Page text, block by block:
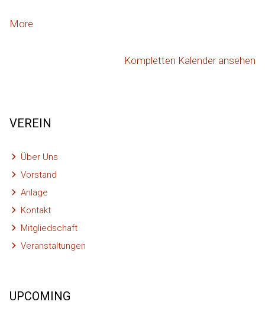
More
Kompletten Kalender ansehen
VEREIN
Über Uns
Vorstand
Anlage
Kontakt
Mitgliedschaft
Veranstaltungen
UPCOMING